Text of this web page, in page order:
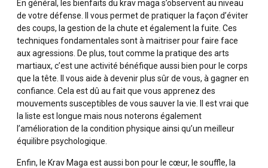
En général, les bienfaits du krav maga s’observent au niveau
de votre défense. Il vous permet de pratiquer la façon d’éviter
des coups, la gestion de la chute et également la fuite. Ces
techniques fondamentales sont à maitriser pour faire face
aux agressions. De plus, tout comme la pratique des arts
martiaux, c’est une activité bénéfique aussi bien pour le corps
que la tête. Il vous aide à devenir plus sûr de vous, à gagner en
confiance. Cela est dû au fait que vous apprenez des
mouvements susceptibles de vous sauver la vie. Il est vrai que
la liste est longue mais nous noterons également
l’amélioration de la condition physique ainsi qu’un meilleur
équilibre psychologique.
Enfin, le Krav Maga est aussi bon pour le cœur, le souffle, la